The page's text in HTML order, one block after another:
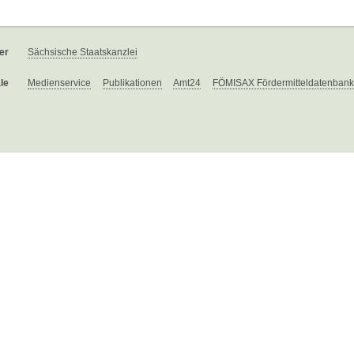
Sächsische Staatskanzlei
Medienservice Publikationen Amt24 FÖMISAX Fördermitteldatenbank